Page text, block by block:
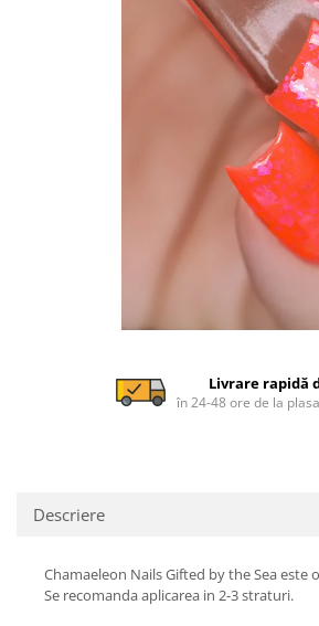
Livrare rapidă
în 24-48 ore de la
Descriere
Chamaeleon Nails Gifted by the Sea
Se recomanda aplicarea in 2-3 straturi.